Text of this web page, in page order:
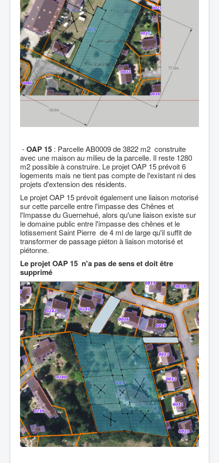
-OAP 15 : Parcelle AB0009 de 3822 m2 construite
avec une maison au milieu de la parcelle. Il reste 1280
m2 possible à construire. Le projet OAP 15 prévoit 6
logements mais ne tient pas compte de l'existant ni des
projets d'extension des résidents.
Le projet OAP 15 prévoit également une liaison motorisé
sur cette parcelle entre l'impasse des Chênes et
l'Impasse du Guernehué, alors qu'une liaison existe sur
le domaine public entre l'impasse des chênes et le
lotissement Saint Pierre de 4 ml de large qu'il suffit de
transformer de passage piéton à liaison motorisé et
piétonne.
Le projet OAP 15 n'a pas de sens et doit être
supprimé